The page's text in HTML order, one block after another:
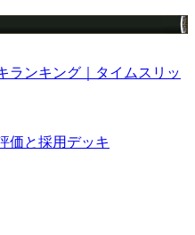
ランキング｜タイムスリッ
価と採用デッキ